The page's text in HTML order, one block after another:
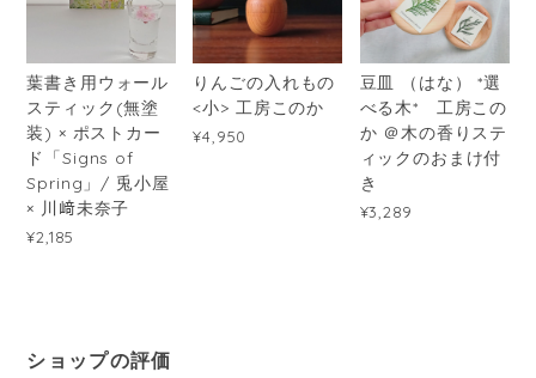
葉書き用ウォール
スティック(無塗
装) × ポストカー
ド「Signs of
Spring」/ 兎小屋
× 川﨑未奈子
¥2,185
りんごの入れもの
<小> 工房このか
¥4,950
豆皿 （はな） *選
べる木* 工房この
か ＠木の香りステ
ィックのおまけ付
き
¥3,289
ショップの評価